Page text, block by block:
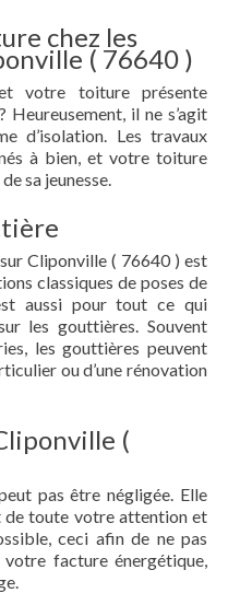
chez les
( 76640 )
votre toiture présente
Heureusement, il ne s’agit
d’isolation. Les travaux
à bien, et votre toiture
sa jeunesse.
Cliponville ( 76640 ) est
classiques de poses de
aussi pour tout ce qui
les gouttières. Souvent
les gouttières peuvent
ou d’une rénovation
(
pas être négligée. Elle
de toute votre attention et
ceci afin de ne pas
facture énergétique,